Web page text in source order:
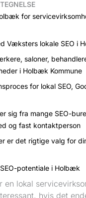
for
Væksters lokale SEO i
saloner,
i Holbæk Kommune
for lokal SEO,
sig fra mange SEO-
og fast kontaktperson
er det rigtige valg for
potentiale i Holbæk
en lokal
hvis det